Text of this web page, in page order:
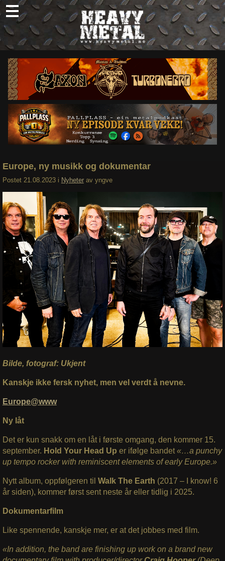
Skip
to
content
Nyheter
Omtaler
Intervjuer
Om oss
Abonner
Søk
Europe, ny musikk og dokumentar
Postet 21.08.2023 i Nyheter av yngve
Bilde, fotograf: Ukjent
Kanskje ikke fersk nyhet, men vel verdt å nevne.
Europe@www
Ny låt
Det er kun snakk om en låt i første omgang, den kommer 15.
september. Hold Your Head Up er ifølge bandet«…a punchy
up tempo rocker with reminiscent elements of early Europe.»
Nytt album, oppfølgeren til Walk The Earth (2017 – I know! 6
år siden), kommer først sent neste år eller tidlig i 2025.
Dokumentarfilm
Like spennende, kanskje mer, er at det jobbes med film.
«In addition, the band are finishing up work on a brand new